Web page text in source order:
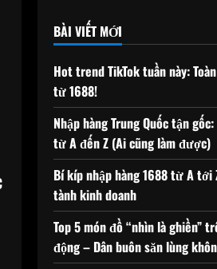
BÀI VIẾT MỚI
Hot trend TikTok tuần này:
từ 1688!
Nhập hàng Trung Quốc tận
từ A đến Z (Ai cũng làm được)
Bí kíp nhập hàng 1688 từ A
tành kinh doanh
Top 5 món đồ “nhìn là ghiền”
động – Dân buôn săn lùng